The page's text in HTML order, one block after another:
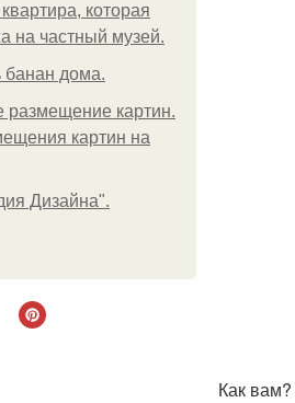
которая
на частный музей.
банан дома.
размещение картин.
картин на
Дизайна".
Как